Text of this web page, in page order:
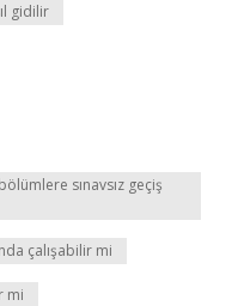
gidilir
sınavsız geçiş
çalışabilir mi
mi